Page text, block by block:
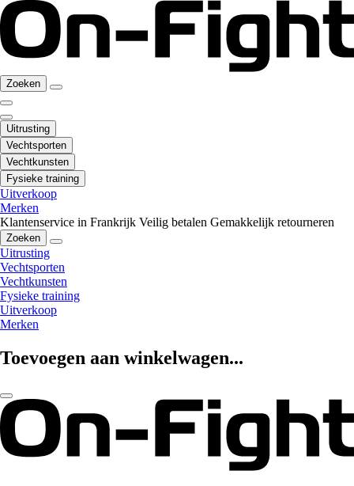
Zoeken
Uitrusting
Vechtsporten
Vechtkunsten
Fysieke training
Uitverkoop
Merken
Klantenservice in Frankrijk Veilig betalen Gemakkelijk retourneren
Zoeken
Uitrusting
Vechtsporten
Vechtkunsten
Fysieke training
Uitverkoop
Merken
Toevoegen aan winkelwagen...